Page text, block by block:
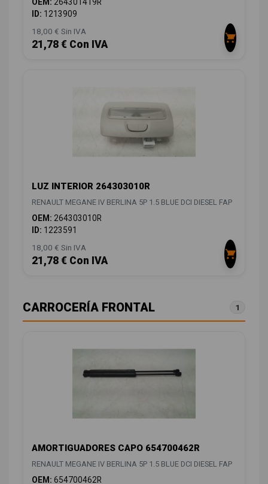
OEM: 264301419R
ID: 1213909
18,00 € Sin IVA
21,78 € Con IVA
LUZ INTERIOR 264303010R
RENAULT MEGANE IV BERLINA 5P 1.5 BLUE DCI DIESEL FAP
OEM: 264303010R
ID: 1223591
18,00 € Sin IVA
21,78 € Con IVA
CARROCERÍA FRONTAL 1
AMORTIGUADORES CAPO 654700462R
RENAULT MEGANE IV BERLINA 5P 1.5 BLUE DCI DIESEL FAP
OEM: 654700462R